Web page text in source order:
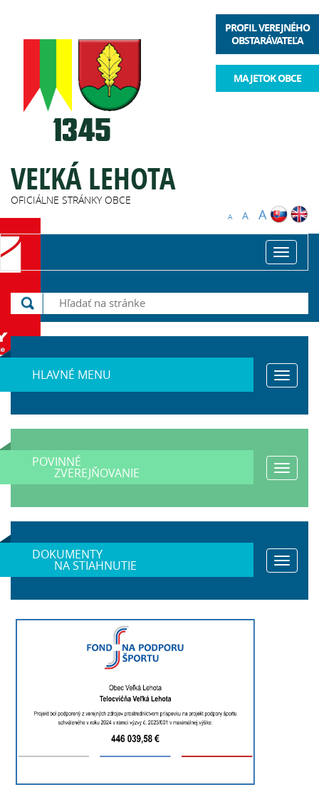
VEĽKÁ LEHOTA
OFICIÁLNE STRÁNKY OBCE
PROFIL VEREJNÉHO
OBSTARÁVATEĽA
MAJETOK OBCE
A A A
Toggle
HLAVNÉ MENU
Toggle
POVINNÉ
ZVEREJŇOVANIE
Toggle
DOKUMENTY
NA STIAHNUTIE
Toggle